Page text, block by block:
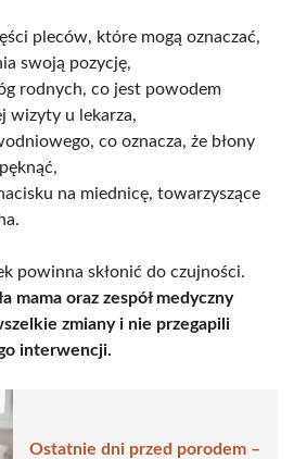
pleców, które mogą oznaczać,
swoją pozycję,
rodnych, co jest powodem
wizyty u lekarza,
co oznacza, że błony
na miednicę, towarzyszące
powinna skłonić do czujności.
mama oraz zespół medyczny
zmiany i nie przegapili
interwencji.
Ostatnie dni przed porodem –